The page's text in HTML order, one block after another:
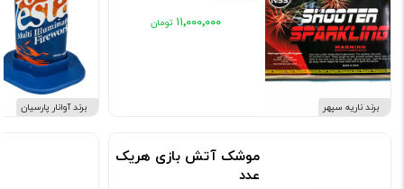
برند ناریه سپهر
۱۱٬۰۰۰٬۰۰۰
موشک آتش بازی هریک
عدد
برند آوانار پارسیان